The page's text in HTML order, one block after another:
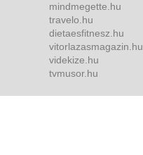
mindmegette.hu
travelo.hu
dietaesfitnesz.hu
vitorlazasmagazin.hu
videkize.hu
tvmusor.hu